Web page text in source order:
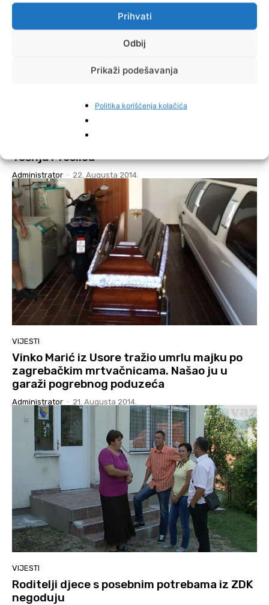
Prihvati
Odbij
Prikaži podešavanja
Politika korišćenja kolačića
Tešnja i Teslića
Administrator - 22. Augusta 2014.
VIJESTI
Vinko Marić iz Usore tražio umrlu majku po
zagrebačkim mrtvačnicama. Našao ju u
garaži pogrebnog poduzeća
Administrator - 21. Augusta 2014.
VIJESTI
Roditelji djece s posebnim potrebama iz ZDK
negoduju